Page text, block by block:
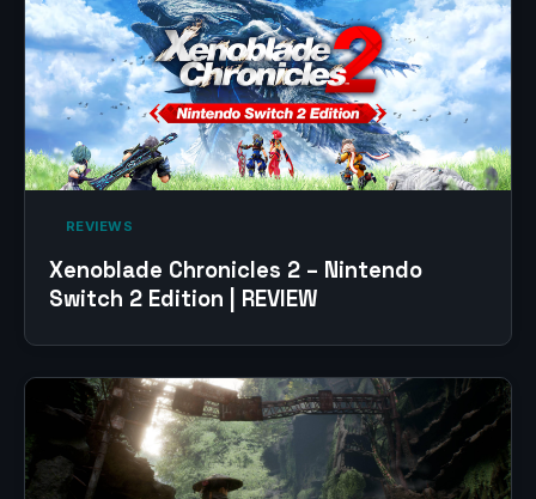
‎ REVIEWS‎
Xenoblade Chronicles 2 – Nintendo
Switch 2 Edition | REVIEW